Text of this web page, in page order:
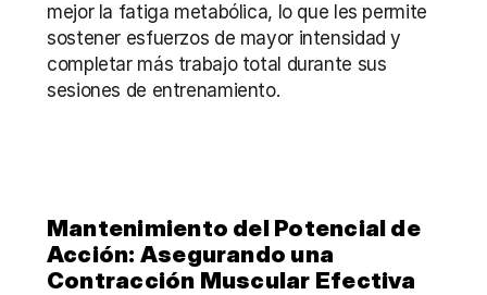
mejor la fatiga metabólica, lo que les permite
sostener esfuerzos de mayor intensidad y
completar más trabajo total durante sus
sesiones de entrenamiento.
Mantenimiento del Potencial de
Acción: Asegurando una
Contracción Muscular Efectiva